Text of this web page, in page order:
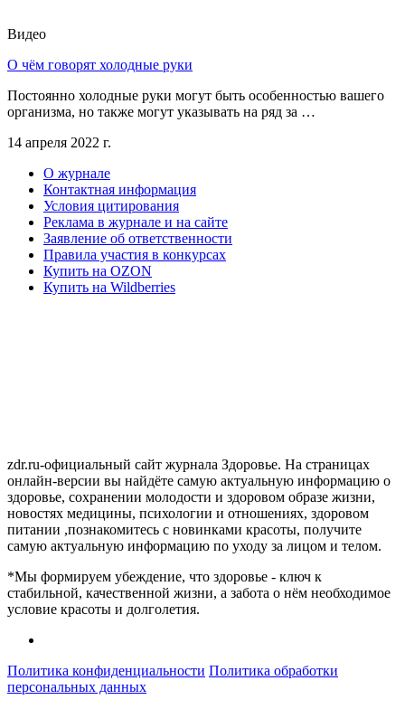
Видео
О чём говорят холодные руки
Постоянно холодные руки могут быть особенностью вашего
организма, но также могут указывать на ряд за …
14 апреля 2022 г.
О журнале
Контактная информация
Условия цитирования
Реклама в журнале и на сайте
Заявление об ответственности
Правила участия в конкурсах
Купить на OZON
Купить на Wildberries
zdr.ru-официальный сайт журнала Здоровье. На страницах
онлайн-версии вы найдёте самую актуальную информацию о
здоровье, сохранении молодости и здоровом образе жизни,
новостях медицины, психологии и отношениях, здоровом
питании ,познакомитесь с новинками красоты, получите
самую актуальную информацию по уходу за лицом и телом.
*Мы формируем убеждение, что здоровье - ключ к
стабильной, качественной жизни, а забота о нём необходимое
условие красоты и долголетия.
Политика конфиденциальности Политика обработки
персональных данных